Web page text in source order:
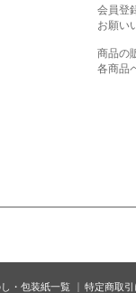
会員登
お願い
商品の
各商品
・包装紙一覧 特定商取